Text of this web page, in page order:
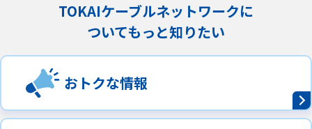
TOKAIケーブルネットワークに
ついてもっと知りたい
おトクな情報